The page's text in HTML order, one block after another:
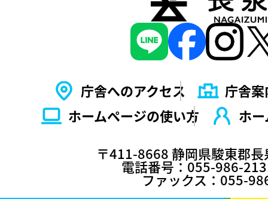
庁舎へのアクセス
庁舎案
ホームページの使い⽅
ホ
〒411-8668 静岡県駿東郡
電話番号：055-986-
ファックス：055-